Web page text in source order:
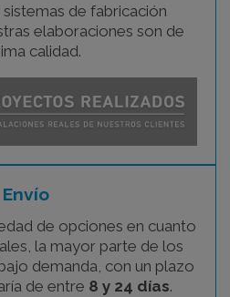
de fabricación
elaboraciones son de
calidad.
Envío
de opciones en cuanto
la mayor parte de los
demanda, con un plazo
de entre 8 y 24 días.